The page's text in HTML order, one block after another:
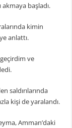
akmaya başladı.
kimin
anlattı.
ve
saldırılarında
kişi de yaralandı.
Amman’daki